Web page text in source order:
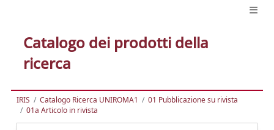
Catalogo dei prodotti della
ricerca
IRIS Catalogo Ricerca UNIROMA1
01 Pubblicazione su rivista
01a Articolo in rivista